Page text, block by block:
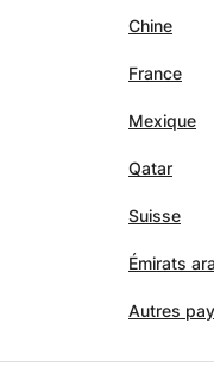
Chine
France
Mexique
Qatar
Suisse
Émirats
Autres